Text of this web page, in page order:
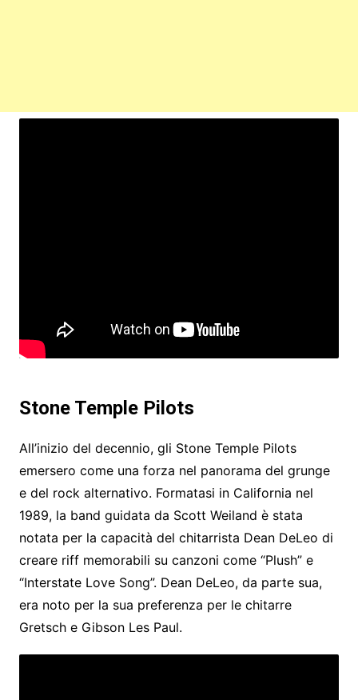
Stone Temple Pilots
All’inizio del decennio, gli Stone Temple Pilots
emersero come una forza nel panorama del grunge
e del rock alternativo. Formatasi in California nel
1989, la band guidata da Scott Weiland è stata
notata per la capacità del chitarrista Dean DeLeo di
creare riff memorabili su canzoni come “Plush” e
“Interstate Love Song”. Dean DeLeo, da parte sua,
era noto per la sua preferenza per le chitarre
Gretsch e Gibson Les Paul.